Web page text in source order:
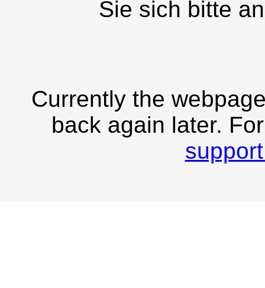
Sie sich bitte
Currently the
back again later.